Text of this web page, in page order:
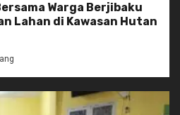
Warga Berjibaku
Lahan di Kawasan Hutan